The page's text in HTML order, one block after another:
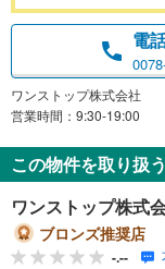
電
ワンストップ株式会社
営業時間：9:30-19:00
この物件を取り扱
ワンストップ株式
ブロンズ推奨店
-.--